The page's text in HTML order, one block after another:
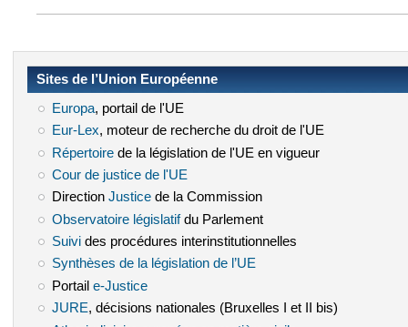
Sites de l’Union Européenne
Europa(le lien est externe)
, portail de l'UE
Eur-Lex(le lien est externe)
, moteur de recherche du droit de l'UE
Répertoire(le lien est externe)
de la législation de l'UE en vigueur
Cour de justice de l'UE
Direction Justice(le lien est externe)
de la Commission
Observatoire législatif(le lien est externe)
du Parlement
Suivi(le lien est externe)
des procédures interinstitutionnelles
Synthèses de la législation de l’UE
Portail e-Justice(le lien est externe)
JURE(le lien est externe)
, décisions nationales (Bruxelles I et II bis)